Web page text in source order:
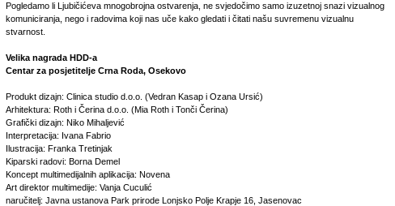
Pogledamo li Ljubičićeva mnogobrojna ostvarenja, ne svjedočimo samo izuzetnoj snazi vizualnog
komuniciranja, nego i radovima koji nas uče kako gledati i čitati našu suvremenu vizualnu
stvarnost.
Velika nagrada HDD-a
Centar za posjetitelje Crna Roda, Osekovo
Produkt dizajn: Clinica studio d.o.o. (Vedran Kasap i Ozana Ursić)
Arhitektura: Roth i Čerina d.o.o. (Mia Roth i Tonči Čerina)
Grafički dizajn: Niko Mihaljević
Interpretacija: Ivana Fabrio
Ilustracija: Franka Tretinjak
Kiparski radovi: Borna Demel
Koncept multimedijalnih aplikacija: Novena
Art direktor multimedije: Vanja Cuculić
naručitelj: Javna ustanova Park prirode Lonjsko Polje Krapje 16, Jasenovac